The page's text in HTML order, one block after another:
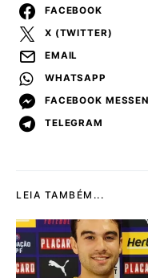
FACEBOOK
X (TWITTER)
EMAIL
WHATSAPP
FACEBOOK
TELEGRAM
LEIA TAMBÉM...